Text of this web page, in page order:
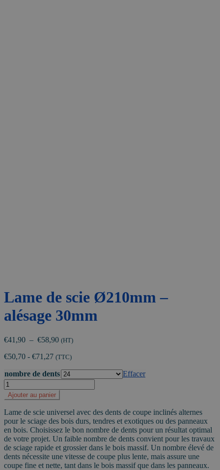
Lame de scie Ø210mm –
alésage 30mm
€41,90 – €58,90Plage
prix :
à
(HT)
€50,70 - €71,27 (TTC)
nombre de dents
Effacer
quantité
de
Lame
de
scie
Ø210mm
-
alésage
30mm
Ajouter au panier
Lame de scie universel avec des dents de coupe inclinés alternes
pour le sciage des bois durs, tendres et exotiques ou des panneaux
en bois. Choisissez le bon nombre de dents pour un résultat optimal
de votre projet. Un faible nombre de dents convient pour les travaux
de sciage rapide et grossier dans le bois massif. Un nombre élevé de
dents nécessite une vitesse de coupe plus lente, mais assure une
coupe fine et nette, tant dans le bois massif que dans les panneaux.